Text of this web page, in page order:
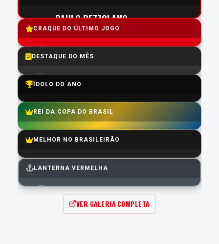
PAULO PEZZOLANO
Média do Último jogo:
Média do Ano: 4.8
CRAQUE DO ÚLTIMO JOGO
GABRIEL MERCADO
DESTAQUE DO MÊS
GABRIEL MERCADO
ÍDOLO DO ANO
MATHEUS CUNHA
Média: 6.7
REI DA COPA DO BRASIL
GUILLERMO MARIPÁN
MELHOR NO BRASILEIRÃO
MATHEUS CUNHA
LANTERNA VERMELHA
ALAN PATRICK
Média: 3.9
VER GALERIA COMPLETA